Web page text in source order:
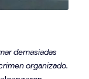
demasiadas
organizado.